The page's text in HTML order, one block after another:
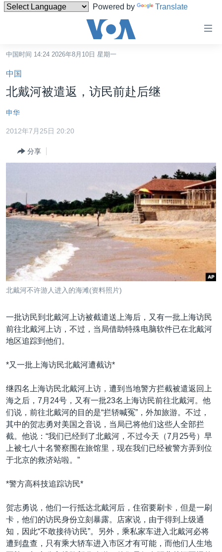
Powered by Translate
碍
链
接
跳
转
内
航
跳
到
检
索
台湾
港澳
国际
中东
非洲
美洲
全球议题
人权·法律·宗教
科教·文娱·体健
军事
劳工
环境
热点专题
白宫要闻
国会报道
美中关系
美国建国250周年
美国之音专访
重要讲话与声明
南中国海争端
关注西藏
关注新疆
GEN Z 看美国
VOA视频
VOA今日焦点
中文广播
关注我们
中国时间 14:24 2026年8月10日 星期一
中国
北戴河被遣返，访民前赴后继
申华
2012年7月25日 20:20
分享
北戴河不许游人进入的海滩(资料照片)
一批访民到北戴河上访被截遣送上海后，又有一批上海访民
前往北戴河上访，不过，当局借助特殊电脑软件已在北戴河
地区追踪到他们。
*又一批上海访民北戴河遭截访*
继四名上海访民北戴河上访，遭到当地警方拦截被遣返回上
海之后，7月24号，又有一批23名上海访民前往北戴河。他
们说，前往北戴河的目的是“拦轿喊冤”，外加旅游。不过，
其中的贺志勇对美国之音说，当局已将他们这些人全部拦
截。他说：“我们已经到了北戴河，不过今天（7月25号）早
上被七八十名警察围在旅馆里，现在我们已经被警方弄到位
于北京的救济站啦。”
*警方高科技追踪访民*
贺志勇说，他们一行抵达北戴河后，住宿要刷卡，但是一刷
卡，他们的访民身份立刻暴露。店家说，由于得到上级通
知，因此“不敢接待访民”。另外，乘私家车进入北戴河必将
遭到盘查，只有乘大轿车进入市区才有可能，而他们人生地